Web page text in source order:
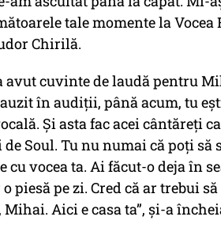
tale momente laVocea
Chirilă.
avut cuvinte de laudă pentru
în audiții, până acum, tu
Și asta fac acei cântăreți
Soul. Tu nu numai că poți să
vocea ta. Ai făcut-o deja în
piesă pe zi. Cred că ar trebui
Aici e casa ta”, și-a